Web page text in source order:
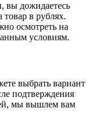
вы дожидаетесь
товар в рублях.
осмотреть на
условиям.
выбрать вариант
подтверждения
мы вышлем вам